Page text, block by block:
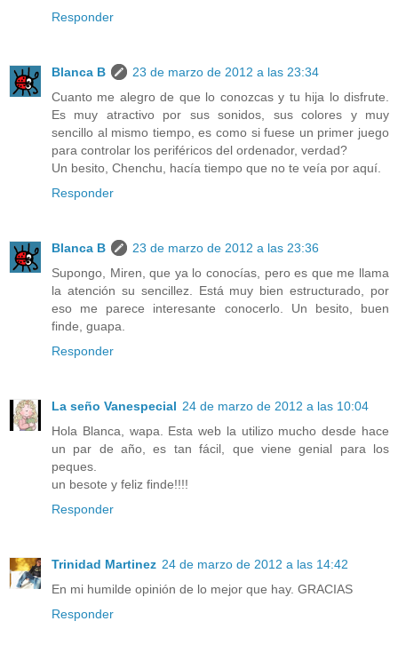
Responder
Blanca B
23 de marzo de 2012 a las 23:34
Cuanto me alegro de que lo conozcas y tu hija lo disfrute.
Es muy atractivo por sus sonidos, sus colores y muy
sencillo al mismo tiempo, es como si fuese un primer juego
para controlar los periféricos del ordenador, verdad?
Un besito, Chenchu, hacía tiempo que no te veía por aquí.
Responder
Blanca B
23 de marzo de 2012 a las 23:36
Supongo, Miren, que ya lo conocías, pero es que me llama
la atención su sencillez. Está muy bien estructurado, por
eso me parece interesante conocerlo. Un besito, buen
finde, guapa.
Responder
La seño Vanespecial 24 de marzo de 2012 a las 10:04
Hola Blanca, wapa. Esta web la utilizo mucho desde hace
un par de año, es tan fácil, que viene genial para los
peques.
un besote y feliz finde!!!!
Responder
Trinidad Martinez 24 de marzo de 2012 a las 14:42
En mi humilde opinión de lo mejor que hay. GRACIAS
Responder